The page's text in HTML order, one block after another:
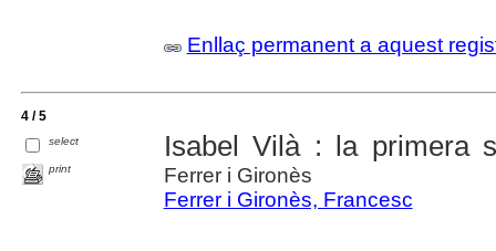
Enllaç permanent a aquest
4 / 5
select
print
Isabel Vilà : la primera
Ferrer i Gironès
Ferrer i Gironès, Francesc